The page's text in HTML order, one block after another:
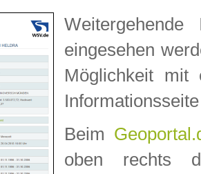
eingesehen
Möglichkeit mit
Beim
oben rechts